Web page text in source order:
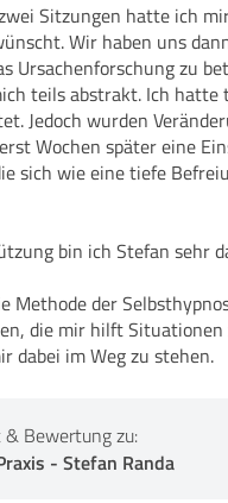
Sitzungen hatte ich
Wir haben uns
Ursachenforschung zu
teils abstrakt. Ich hatte
Jedoch wurden
Wochen später eine
sich wie eine tiefe
bin ich Stefan sehr
Methode der
die mir hilft Situationen
dabei im Weg zu stehen.
Bewertung zu:
- Stefan Randa